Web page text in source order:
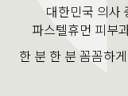
대한민국 의사
파스텔휴먼 피부
한 분 한 분 꼼꼼하